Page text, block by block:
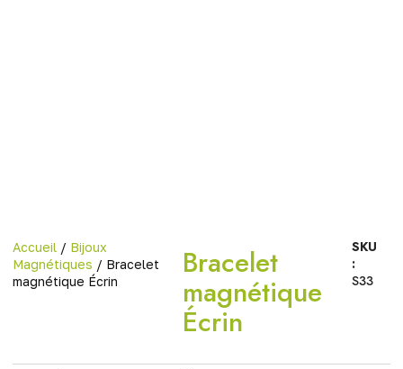
Accueil / Bijoux
Magnétiques / Bracelet
magnétique Écrin
Bracelet
magnétique
Écrin
SKU
:
S33